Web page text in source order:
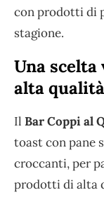
con prodotti di
stagione.
Una
alta qualità
Il Bar Coppi al
toast con pane
croccanti, per
prodotti di alta